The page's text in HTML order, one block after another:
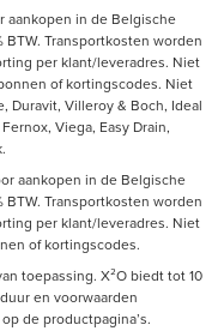
aankopen in de Belgische
Transportkosten worden
per klant/leveradres. Niet
of kortingscodes. Niet
Duravit, Villeroy & Boch, Ideal
Viega, Easy Drain,
aankopen in de Belgische
Transportkosten worden
per klant/leveradres. Niet
of kortingscodes.
toepassing. X²O biedt tot 10
en voorwaarden
de productpagina’s.